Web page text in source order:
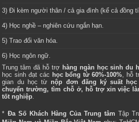
3) Đi kèm người thân / cả gia đình (kể cả đồng
4) Học nghề – nghiên cứu ngắn hạn.
5) Trao đổi văn hóa.
6) Học ngôn ngữ.
Trung tâm đã hỗ trợ hàng ngàn học sinh du
học sinh đạt các học bổng từ 60%-100%, hỗ
gian du học từ nộp đơn đăng ký suất
chuyển trường, tìm chỗ ở, hỗ trợ xin việc
tốt nghiệp.
* Đa Số Khách Hàng Của Trung tâm Tập